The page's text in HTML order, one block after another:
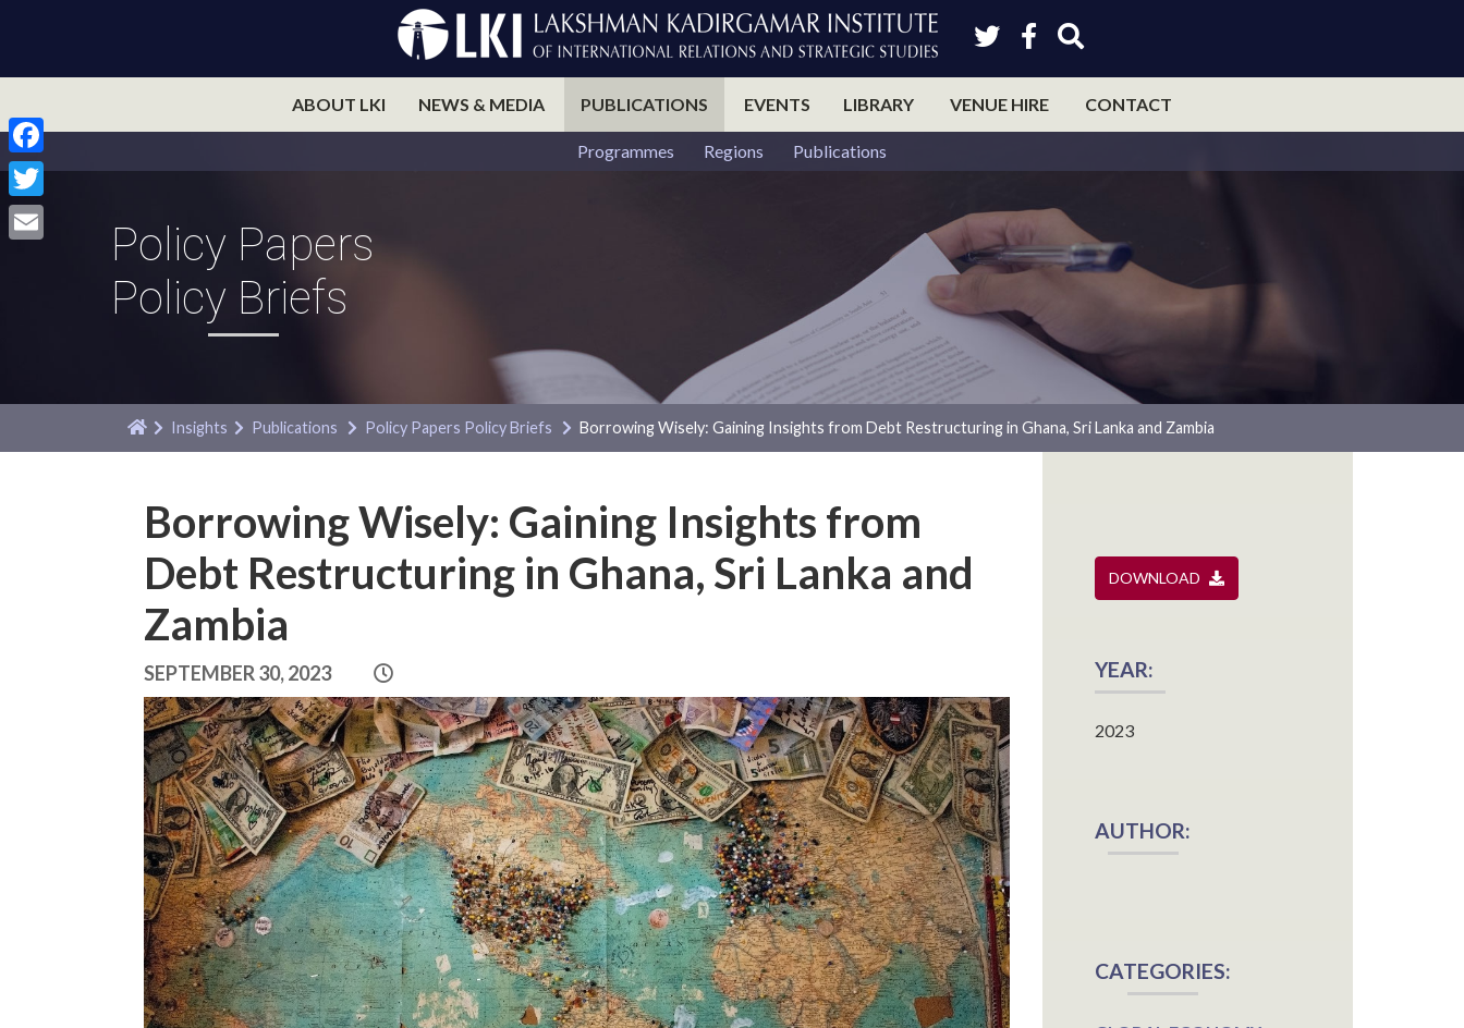
ABOUT LKI NEWS & MEDIA PUBLICATIONS EVENTS LIBRARY VENUE HIRE CONTACT
Programmes Regions Publications
Policy Papers
Policy Briefs
Insights Publications Policy Papers Policy Briefs Borrowing Wisely: Gaining Insights from Debt Restructuring in Ghana, Sri Lanka and Zambia
Borrowing Wisely: Gaining Insights from
Debt Restructuring in Ghana, Sri Lanka and
Zambia
SEPTEMBER 30, 2023
DOWNLOAD
YEAR:
2023
AUTHOR:
CATEGORIES:
Facebook
Twitter